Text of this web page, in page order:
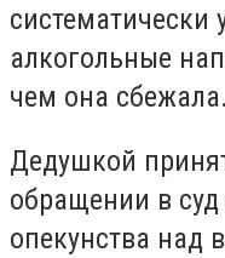
систематически
алкогольные
чем она сбежала.
Дедушкой
обращении в
опекунства над